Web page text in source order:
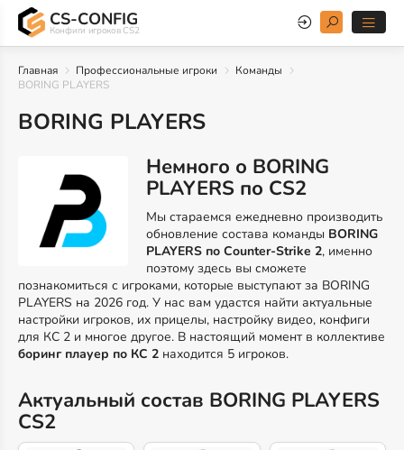
CS-CONFIG
Конфиги игроков CS2
Главная Профессиональные игроки
Команды
BORING PLAYERS
BORING PLAYERS
Немного о BORING
PLAYERS по CS2
Мы стараемся ежедневно производить
обновление состава команды BORING
PLAYERS по Counter-Strike 2, именно
поэтому здесь вы сможете
познакомиться с игроками, которые выступают за BORING
PLAYERS на 2026 год. У нас вам удастся найти актуальные
настройки игроков, их прицелы, настройку видео, конфиги
для КС 2 и многое другое. В настоящий момент в коллективе
боринг плауер по КС 2 находится 5 игроков.
Актуальный состав BORING PLAYERS
CS2